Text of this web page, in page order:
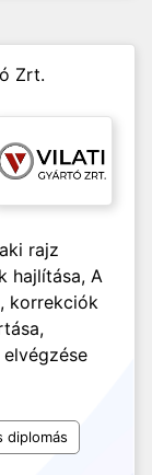
Zrt.
rajz
hajlítása, A
korrekciók
diplomás